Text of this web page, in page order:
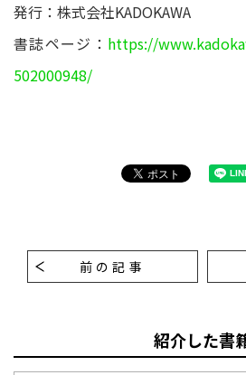
発行：株式会社KADOKAWA
書誌ページ： https://
502000948/
前の記事
紹介した書